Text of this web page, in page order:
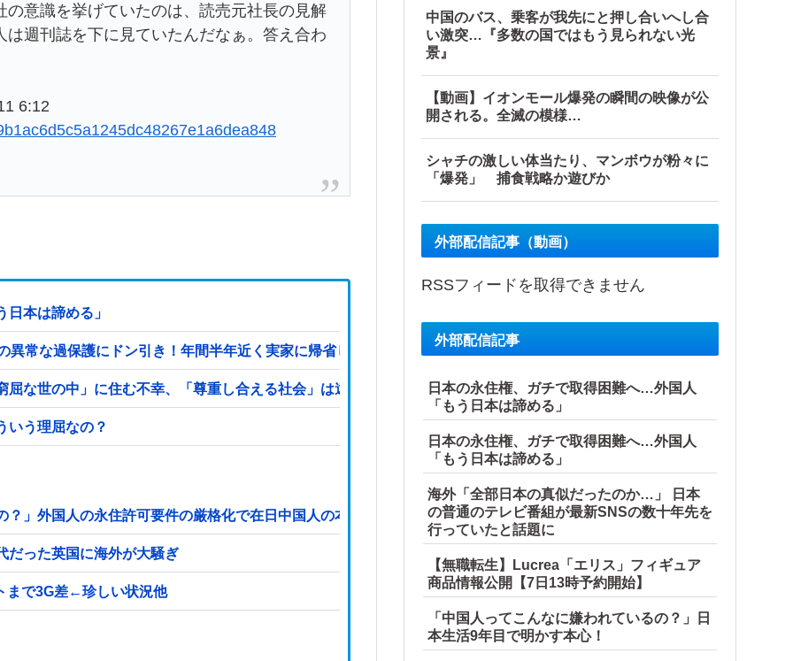
意識を挙げていたのは、読売元社長の見解
週刊誌を下に見ていたんだなぁ。答え合わ
6:12
本は諦める」
異常な過保護にドン引き！年間半年近く実家に帰省して家事を高齢親に丸投げし、新幹線の移動すら義兄に送迎させていた
な世の中」に住む不幸、「尊重し合える社会」は遠ざかる一方
いう理屈なの？
」外国人の永住許可要件の厳格化で在日中国人の本音は？
だった英国に海外が大騒ぎ
まで3G差←珍しい状況他
中国のバス、乗客が我先にと押し合いへし合
い激突…『多数の国ではもう見られない光
景』
【動画】イオンモール爆発の瞬間の映像が公
開される。全滅の模様…
シャチの激しい体当たり、マンボウが粉々に
「爆発」 捕食戦略か遊びか
外部配信記事（動画）
RSSフィードを取得できません
外部配信記事
日本の永住権、ガチで取得困難へ…外国人
「もう日本は諦める」
日本の永住権、ガチで取得困難へ…外国人
「もう日本は諦める」
海外「全部日本の真似だったのか…」 日本
の普通のテレビ番組が最新SNSの数十年先を
行っていたと話題に
【無職転生】Lucrea「エリス」フィギュア
商品情報公開【7日13時予約開始】
「中国人ってこんなに嫌われているの？」日
本生活9年目で明かす本心！